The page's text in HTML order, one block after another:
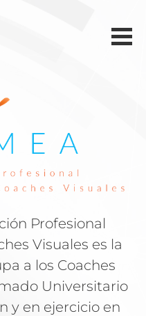
Profesional
Visuales es la
a los Coaches
Universitario
y en ejercicio en